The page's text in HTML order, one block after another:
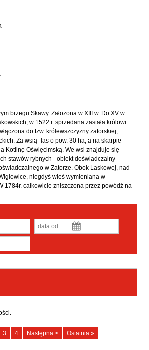
brzegu Skawy. Założona w XIII w. Do XV w.
w 1522 r. sprzedana zastała królowi
do tzw. królewszczyzny zatorskiej,
Za wsią -las o pow. 30 ha, a na skarpie
Kotlinę Oświęcimską. We wsi znajduje się
stawów rybnych - obiekt doświadczalny
w Zatorze. Obok Laskowej, nad
niegdyś wieś wymieniana w
1784r. całkowicie zniszczona przez powódź na
Laskowa
-
3
Laskowa
-
4 Następna > Ostatnia »